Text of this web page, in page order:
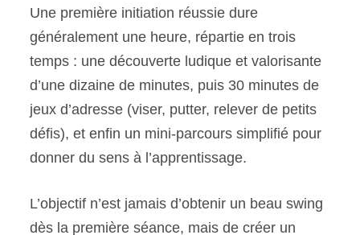
Une première initiation réussie dure
généralement une heure, répartie en trois
temps : une découverte ludique et valorisante
d’une dizaine de minutes, puis 30 minutes de
jeux d’adresse (viser, putter, relever de petits
défis), et enfin un mini-parcours simplifié pour
donner du sens à l’apprentissage.
L’objectif n’est jamais d’obtenir un beau swing
dès la première séance, mais de créer un